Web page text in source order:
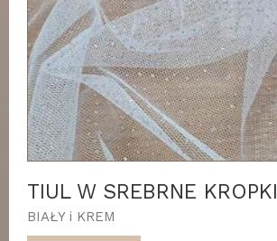
TIUL W SREBRNE KROPKI
BIAŁY i KREM